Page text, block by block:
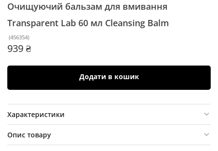
Очищуючий бальзам для вмивання
Transparent Lab 60 мл Cleansing Balm
(456354)
939 ₴
Додати в кошик
Характеристики
Опис товару